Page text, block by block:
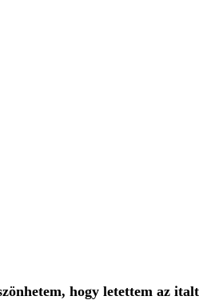
hogy letettem az italt